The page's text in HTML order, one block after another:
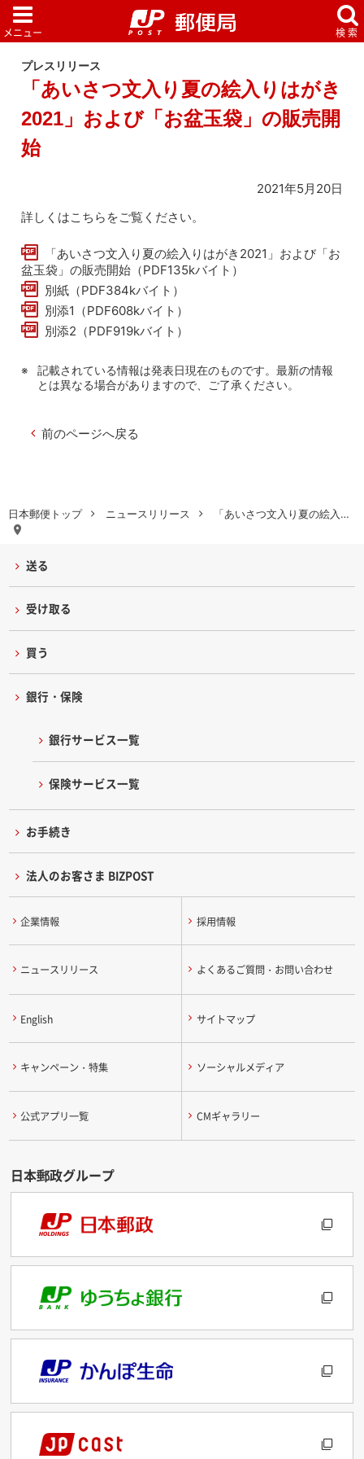
日本郵便トップ ニュースリリース 「あいさつ文入り夏の絵入…
プレスリリース
「あいさつ文入り夏の絵入りはがき
2021」および「お盆玉袋」の販売開
始
2021年5月20日
詳しくはこちらをご覧ください。
「あいさつ文入り夏の絵入りはがき2021」および「お
盆玉袋」の販売開始（PDF135kバイト）
別紙（PDF384kバイト）
別添1（PDF608kバイト）
別添2（PDF919kバイト）
記載されている情報は発表日現在のものです。最新の情報
とは異なる場合がありますので、ご了承ください。
前のページへ戻る
送る
受け取る
買う
銀行・保険
銀行サービス一覧
保険サービス一覧
お手続き
法人のお客さま BIZPOST
企業情報 採用情報
ニュースリリース よくあるご質問・お問い合わせ
English サイトマップ
キャンペーン・特集 ソーシャルメディア
公式アプリ一覧 CMギャラリー